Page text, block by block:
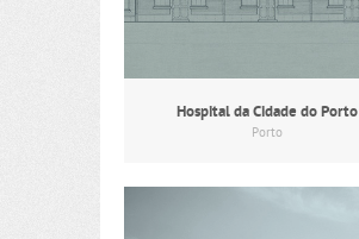
Hospital da Cidade do Porto
Porto